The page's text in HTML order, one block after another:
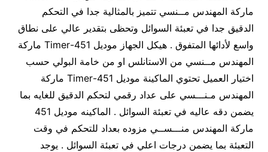
ماركة المهندس مــنسي تتميز بالمثالية جدا في التحكم
الدقيق جدا في تعبئة السوائل وتحظى بتقدير عالي على نطاق
واسع لأدائها المتفوق . هيكل الجهاز موديل 451-Timer ماركة
المهندس مــنسي من الاستانلس او من خامة البولي حسب
اختيار العميل تحتوي الماكينة موديل 451-Timer ماركة
المهندس مـنـــسي على عداد رقمي لتحكم الدقيق للغايه بما
يضمن دقه عاليه في تعبئة السوائل . الماكينه موديل 451
ماركة المهندس منـــســي مزوده بعداد للتحكم في وقت
التعبئة بما يضمن درجات اعلي في تعبئة السوائل . يوجد